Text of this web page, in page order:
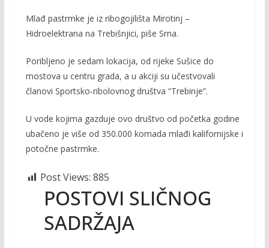
Mlađ pastrmke je iz ribogojilišta Mirotinj –
Hidroelektrana na Trebišnjici, piše Srna.
Poribljeno je sedam lokacija, od rijeke Sušice do
mostova u centru grada, a u akciji su učestvovali
članovi Sportsko-ribolovnog društva “Trebinje”.
U vode kojima gazduje ovo društvo od početka godine
ubačeno je više od 350.000 komada mlađi kalifornijske i
potočne pastrmke.
Post Views: 885
POSTOVI SLIČNOG
SADRŽAJA